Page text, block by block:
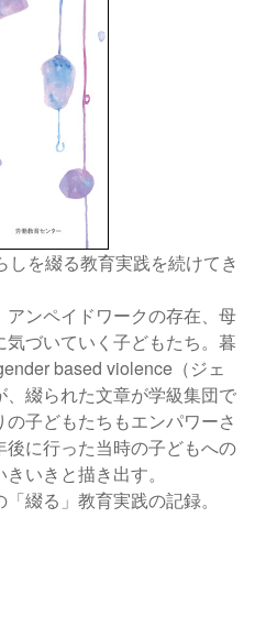
を綴る教育実践を続けてき
アンペイドワークの存在、母
づいていく子どもたち。暮
based violence（ジェ
綴られた文章が学級集団で
子どもたちもエンパワーさ
に行った当時の子どもへの
いきと描き出す。
綴る」教育実践の記録。